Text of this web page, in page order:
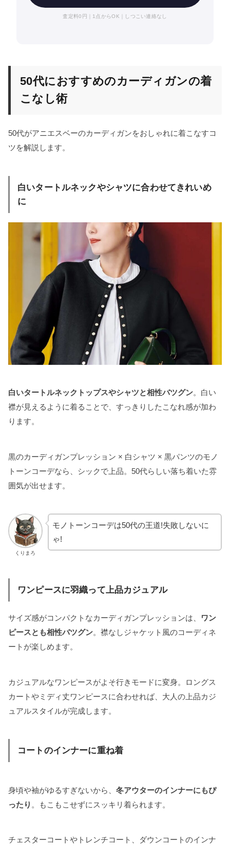
査定料0円｜1点からOK｜しつこい連絡なし
50代におすすめのカーディガンの着
こなし術
50代がアニエスベーのカーディガンをおしゃれに着こなすコ
ツを解説します。
白いタートルネックやシャツに合わせてきれいめ
に
白いタートルネックトップスやシャツと相性バツグン。白い
襟が見えるように着ることで、すっきりしたこなれ感が加わ
ります。
黒のカーディガンプレッション × 白シャツ × 黒パンツのモノ
トーンコーデなら、シックで上品。50代らしい落ち着いた雰
囲気が出せます。
くりまろ
モノトーンコーデは50代の王道!失敗しないに
ゃ!
ワンピースに羽織って上品カジュアル
サイズ感がコンパクトなカーディガンプレッションは、
ワン
ピースとも相性バツグン。襟なしジャケット風のコーディネ
ートが楽しめます。
カジュアルなワンピースがよそ行きモードに変身。ロングス
カートやミディ丈ワンピースに合わせれば、大人の上品カジ
ュアルスタイルが完成します。
コートのインナーに重ね着
身頃や袖がゆるすぎないから、 冬アウターのインナーにもぴ
ったり 。もこもこせずにスッキリ着られます。
チェスターコートやトレンチコート、ダウンコートのインナ